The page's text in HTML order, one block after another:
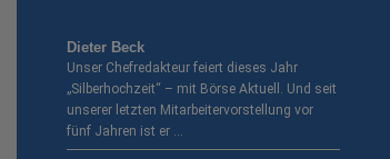
Dieter Beck
Unser Chefredakteur feiert dieses Jahr
„Silberhochzeit“ – mit Börse Aktuell. Und seit
unserer letzten Mitarbeitervorstellung vor
fünf Jahren ist er …